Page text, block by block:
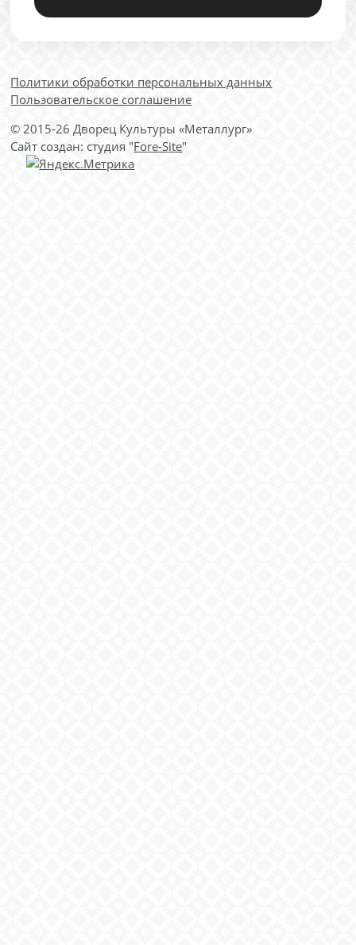
Политики обработки персональных данных
Пользовательское соглашение
© 2015-26 Дворец Культуры «Металлург»
Сайт создан: студия "Fore-Site"